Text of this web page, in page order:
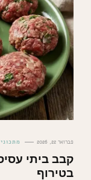
פברואר 22, 2026
קבב ביתי
בטירוף